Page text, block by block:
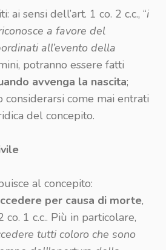
ai sensi dell’art. 1 co. 2 c.c., “i
a favore del
all’evento della
potranno essere fatti
avvenga la nascita;
come mai entrati
del concepito.
al concepito:
per causa di morte,
co. 1 c.c.. Più in particolare,
tutti coloro che sono